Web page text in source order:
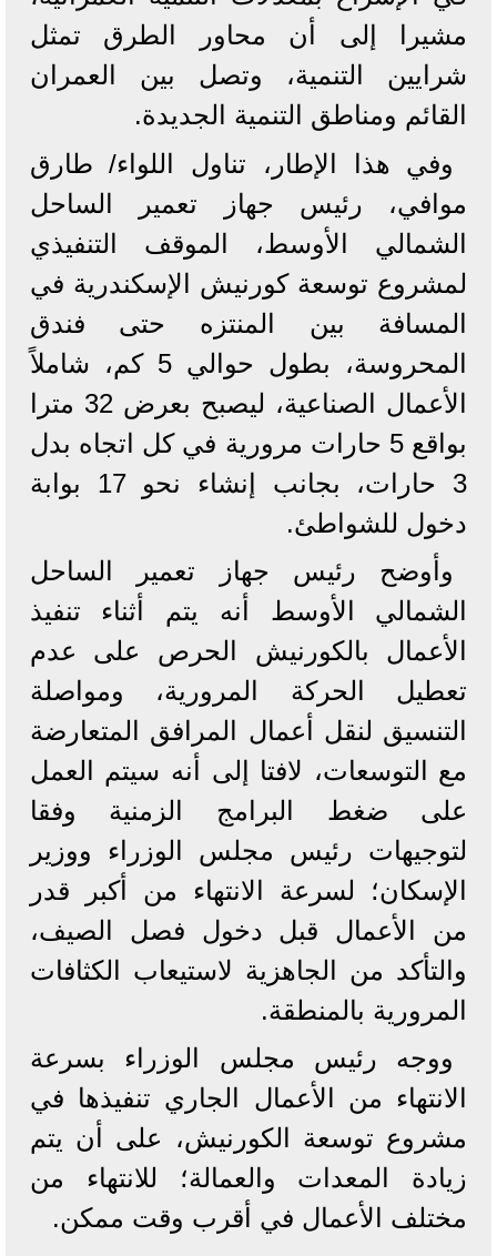
مشيرا إلى أن محاور الطرق تمثل
شرايين التنمية، وتصل بين العمران
القائم ومناطق التنمية الجديدة.
وفي هذا الإطار، تناول اللواء/ طارق
موافي، رئيس جهاز تعمير الساحل
الشمالي الأوسط، الموقف التنفيذي
لمشروع توسعة كورنيش الإسكندرية في
المسافة بين المنتزه حتى فندق
المحروسة، بطول حوالي 5 كم، شاملاً
الأعمال الصناعية، ليصبح بعرض 32 مترا
بواقع 5 حارات مرورية في كل اتجاه بدل
3 حارات، بجانب إنشاء نحو 17 بوابة
دخول للشواطئ.
وأوضح رئيس جهاز تعمير الساحل
الشمالي الأوسط أنه يتم أثناء تنفيذ
الأعمال بالكورنيش الحرص على عدم
تعطيل الحركة المرورية، ومواصلة
التنسيق لنقل أعمال المرافق المتعارضة
مع التوسعات، لافتا إلى أنه سيتم العمل
على ضغط البرامج الزمنية وفقا
لتوجيهات رئيس مجلس الوزراء ووزير
الإسكان؛ لسرعة الانتهاء من أكبر قدر
من الأعمال قبل دخول فصل الصيف،
والتأكد من الجاهزية لاستيعاب الكثافات
المرورية بالمنطقة.
ووجه رئيس مجلس الوزراء بسرعة
الانتهاء من الأعمال الجاري تنفيذها في
مشروع توسعة الكورنيش، على أن يتم
زيادة المعدات والعمالة؛ للانتهاء من
مختلف الأعمال في أقرب وقت ممكن.